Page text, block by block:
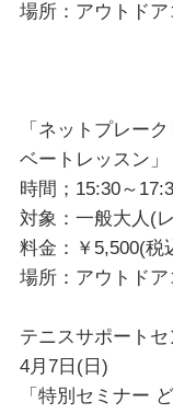
場所：アウトド
「ネットプレー
ベートレッスン」
時間；15:30～
対象：一般大人(
料金：￥5,500(税
場所：アウトド
テニスサポート
4月7日(日)
「特別セミナー